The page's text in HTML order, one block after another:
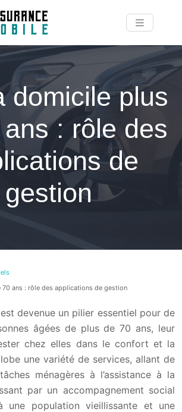
domicile plus
: rôle des
de
gestion
ans : rôle des applications de gestion
est devenue un pilier essentiel pour de
âgées de plus de 70 ans, leur
chez elles dans le confort et la
une variété de services, allant de
ménagères à l’assistance à la
par un accompagnement social
une population vieillissante et une